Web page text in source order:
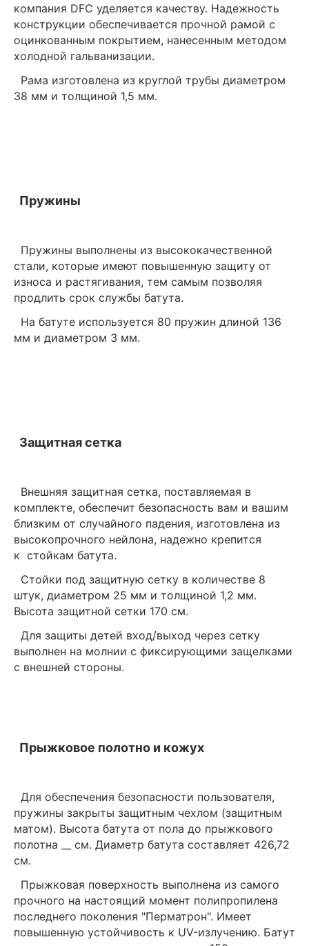
компания DFC уделяется качеству. Надежность
конструкции обеспечивается прочной рамой с
оцинкованным покрытием, нанесенным методом
холодной гальванизации.
Рама изготовлена из круглой трубы диаметром
38 мм и толщиной 1,5 мм.
Пружины
Пружины выполнены из высококачественной
стали, которые имеют повышенную защиту от
износа и растягивания, тем самым позволяя
продлить срок службы батута.
На батуте используется 80 пружин длиной 136
мм и диаметром 3 мм.
Защитная сетка
Внешняя защитная сетка, поставляемая в
комплекте, обеспечит безопасность вам и вашим
близким от случайного падения, изготовлена из
высокопрочного нейлона, надежно крепится
к стойкам батута.
Стойки под защитную сетку в количестве 8
штук, диаметром 25 мм и толщиной 1,2 мм.
Высота защитной сетки 170 см.
Для защиты детей вход/выход через сетку
выполнен на молнии с фиксирующими защелками
с внешней стороны.
Прыжковое полотно и кожух
Для обеспечения безопасности пользователя,
пружины закрыты защитным чехлом (защитным
матом). Высота батута от пола до прыжкового
полотна __ см. Диаметр батута составляет 426,72
см.
Прыжковая поверхность выполнена из самого
прочного на настоящий момент полипропилена
последнего поколения "Перматрон". Имеет
повышенную устойчивость к UV-излучению. Батут